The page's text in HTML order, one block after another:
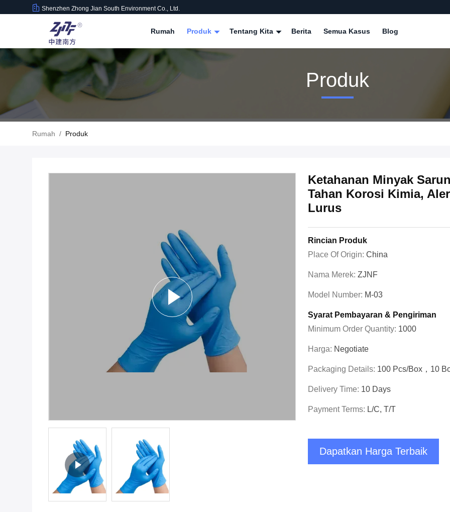
Shenzhen Zhong Jian South Environment Co., Ltd.
Rumah Produk Tentang Kita Berita Semua Kasus Blog
Produk
Rumah / Produk
Ketahanan Minyak
Tahan Korosi Kimia,
Lurus
Rincian Produk
Place Of Origin: China
Nama Merek: ZJNF
Model Number: M-03
Syarat Pembayaran & Pengiriman
Minimum Order Quantity: 1000
Harga: Negotiate
Packaging Details: 100 Pcs/Box，10
Delivery Time: 10 Days
Payment Terms: L/C, T/T
Dapatkan Harga Terbaik